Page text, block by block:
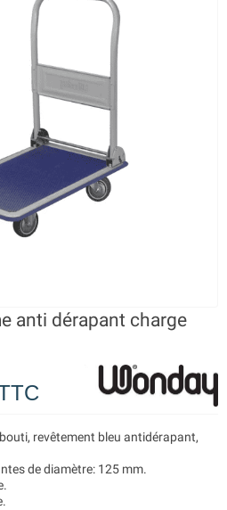
anti dérapant charge
revêtement bleu antidérapant,
de diamètre: 125 mm.